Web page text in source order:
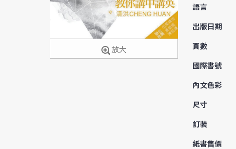
放大
語言
出版日期
頁數
國際書號
內文色彩
尺寸
訂裝
紙書售價